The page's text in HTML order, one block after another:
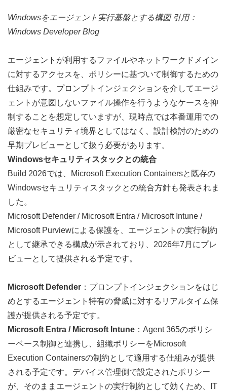
Windowsをエージェント実行基盤とする構図 引用：
Windows Developer Blog
エージェントが利用するファイルやネットワークドメイン
に対するアクセスを、ポリシーに基づいて制御するための
仕組みです。プロンプトインジェクションを介してエージ
ェントが意図しないファイル操作を行うようなケースを抑
制することを想定していますが、現時点では本番運用での
厳密なセキュリティ境界としてはなく、設計検討のための
早期プレビューとして扱う必要があります。
Windowsセキュリティスタックとの統合
Build 2026では、Microsoft Execution Containersと既存の
Windowsセキュリティスタックとの統合方針も発表されま
した。
Microsoft Defender / Microsoft Entra / Microsoft Intune /
Microsoft Purviewによる保護を、エージェントの実行制約
として継承できる構成が示されており、2026年7月にプレ
ビューとして提供される予定です。
Microsoft Defender ：プロンプトインジェクションをはじ
めとするエージェント特有の脅威に対するリアルタイム保
護が提供される予定です。
Microsoft Entra / Microsoft Intune ：Agent 365のポリシ
ーベース制御と連携し、組織ポリシーをMicrosoft
Execution Containersの制約として適用する仕組みが提供
される予定です。デバイス管理側で設定されたポリシー
が、そのままエージェントの実行制約として効くため、IT